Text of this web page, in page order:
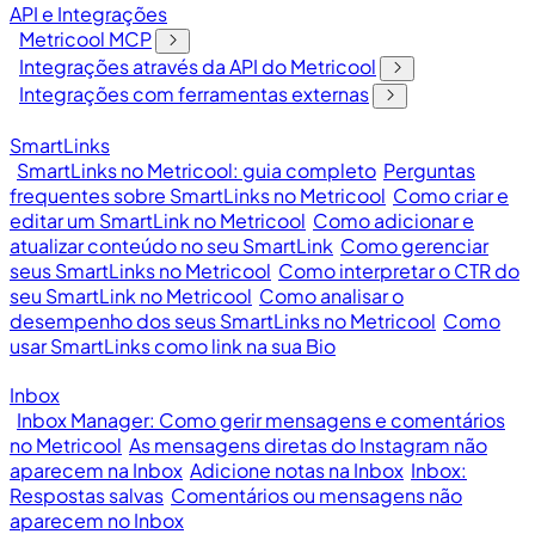
API e Integrações
Metricool MCP
Integrações através da API do Metricool
Integrações com ferramentas externas
SmartLinks
SmartLinks no Metricool: guia completo Perguntas
frequentes sobre SmartLinks no Metricool Como criar e
editar um SmartLink no Metricool Como adicionar e
atualizar conteúdo no seu SmartLink Como gerenciar
seus SmartLinks no Metricool Como interpretar o CTR do
seu SmartLink no Metricool Como analisar o
desempenho dos seus SmartLinks no Metricool Como
usar SmartLinks como link na sua Bio
Inbox
Inbox Manager: Como gerir mensagens e comentários
no Metricool As mensagens diretas do Instagram não
aparecem na Inbox Adicione notas na Inbox Inbox:
Respostas salvas Comentários ou mensagens não
aparecem no Inbox